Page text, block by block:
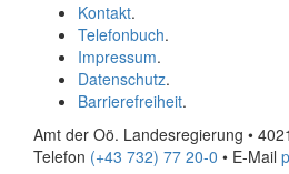
Kontakt.
Telefonbuch.
Impressum.
Datenschutz.
Barrierefreiheit.
Amt der Oö. Landesregierung •
Telefon (+43 732) 77 20-0 • E-Mail